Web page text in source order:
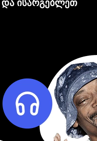
ისარგებლეთ